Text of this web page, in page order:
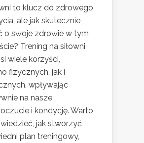
to klucz do zdrowego
ale jak skutecznie
o swoje zdrowie w tym
Trening na siłowni
wiele korzyści,
fizycznych, jak i
wpływając
na nasze
i kondycję. Warto
jak stworzyć
plan treningowy,